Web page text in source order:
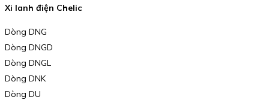
Xi lanh điện Chelic
Dòng DNG
Dòng DNGD
Dòng DNGL
Dòng DNK
Dòng DU